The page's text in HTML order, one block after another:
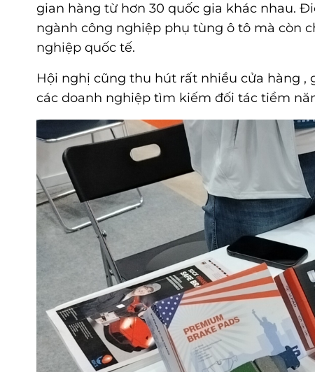
gian hàng từ hơn 30 quốc gia khác nhau.
ngành công nghiệp phụ tùng ô tô mà còn
nghiệp quốc tế.
Hội nghị cũng thu hút rất nhiều cửa hàng ,
các doanh nghiệp tìm kiếm đối tác tiềm